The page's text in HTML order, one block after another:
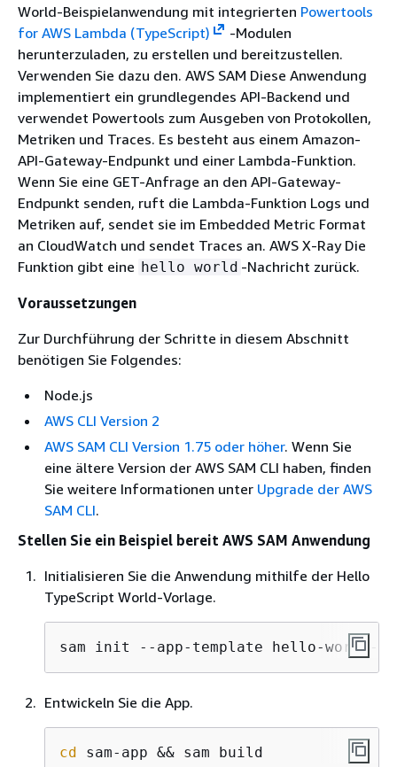
World-Beispielanwendung mit integrierten Powertools
for AWS Lambda (TypeScript)
-Modulen
herunterzuladen, zu erstellen und bereitzustellen.
Verwenden Sie dazu den. AWS SAM Diese Anwendung
implementiert ein grundlegendes API-Backend und
verwendet Powertools zum Ausgeben von Protokollen,
Metriken und Traces. Es besteht aus einem Amazon-
API-Gateway-Endpunkt und einer Lambda-Funktion.
Wenn Sie eine GET-Anfrage an den API-Gateway-
Endpunkt senden, ruft die Lambda-Funktion Logs und
Metriken auf, sendet sie im Embedded Metric Format
an CloudWatch und sendet Traces an. AWS X-Ray Die
Funktion gibt eine hello world -Nachricht zurück.
Voraussetzungen
Zur Durchführung der Schritte in diesem Abschnitt
benötigen Sie Folgendes:
Node.js
AWS CLI Version 2
AWS SAM CLI Version 1.75 oder höher. Wenn Sie
eine ältere Version der AWS SAM CLI haben, finden
Sie weitere Informationen unter Upgrade der AWS
SAM CLI.
Stellen Sie ein Beispiel bereit AWS SAM Anwendung
Initialisieren Sie die Anwendung mithilfe der Hello
TypeScript World-Vorlage.
sam init --app-template hello-world-
Entwickeln Sie die App.
cd sam-app && sam build